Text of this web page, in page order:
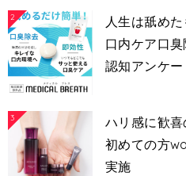
2
人生は舐め
口内ケア口
認知アンケー
3
ハリ感に歓
初めての方
実施